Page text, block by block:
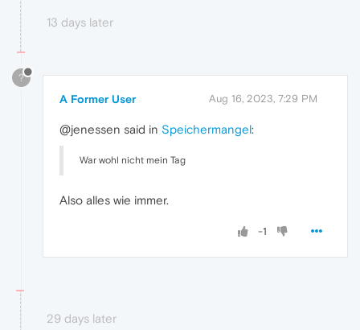
13 days later
?
A Former User Aug 16, 2023, 7:29 PM
@jenessen said in Speichermangel:
War wohl nicht mein Tag
Also alles wie immer.
-1
29 days later